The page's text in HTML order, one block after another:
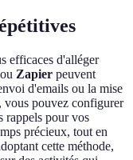
efficaces d'alléger
ou Zapier peuvent
d'emails ou la mise
vous pouvez configurer
rappels pour vos
précieux, tout en
cette méthode,